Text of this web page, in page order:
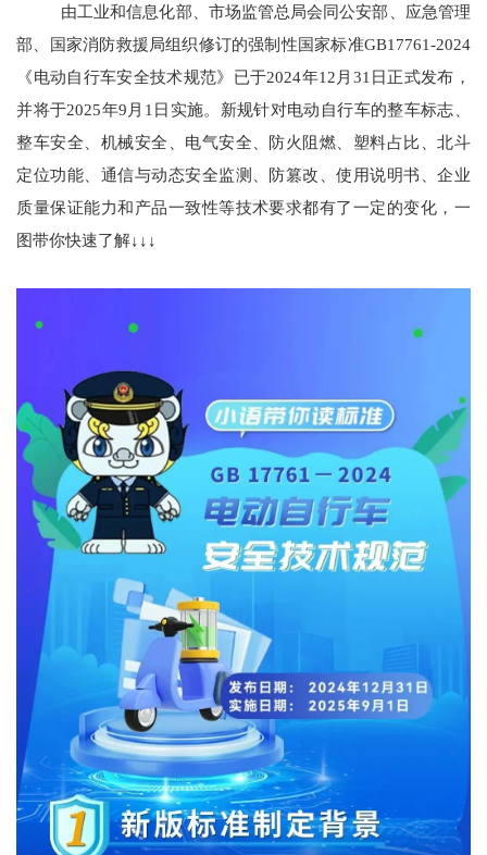
由工业和信息化部、市场监管总局会同公安部、应急管理
部、国家消防救援局组织修订的强制性国家标准GB17761-2024
《电动自行车安全技术规范》已于2024年12月31日正式发布，
并将于2025年9月1日实施。新规针对电动自行车的整车标志、
整车安全、机械安全、电气安全、防火阻燃、塑料占比、北斗
定位功能、通信与动态安全监测、防篡改、使用说明书、企业
质量保证能力和产品一致性等技术要求都有了一定的变化，一
图带你快速了解↓↓↓